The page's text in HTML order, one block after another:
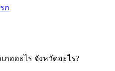
ก
ภออะไร จังหวัดอะไร?